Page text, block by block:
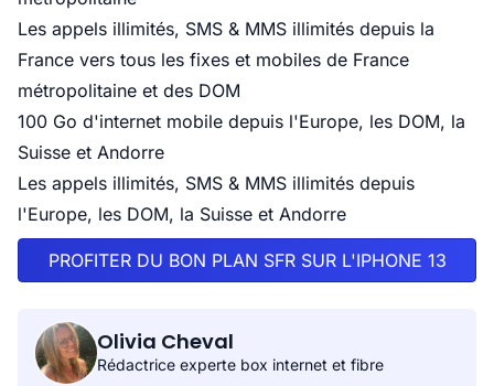
Les appels illimités, SMS & MMS illimités depuis la
France vers tous les fixes et mobiles de France
métropolitaine et des DOM
100 Go d'internet mobile depuis l'Europe, les DOM, la
Suisse et Andorre
Les appels illimités, SMS & MMS illimités depuis
l'Europe, les DOM, la Suisse et Andorre
PROFITER DU BON PLAN SFR SUR L'IPHONE 13
Olivia Cheval
Rédactrice experte box internet et fibre